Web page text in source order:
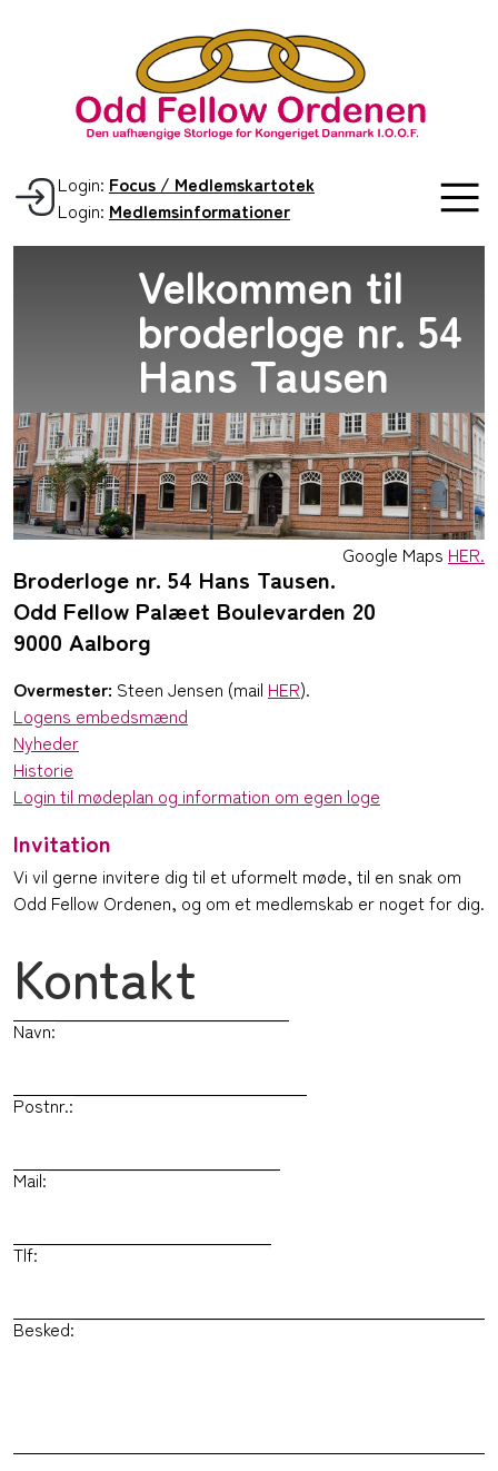
Login: Focus / Medlemskartotek
Login: Medlemsinformationer
Velkommen til
broderloge nr. 54
Hans Tausen
Google Maps HER.
Broderloge nr. 54 Hans Tausen.
Odd Fellow Palæet Boulevarden 20
9000 Aalborg
Overmester: Steen Jensen (mail HER).
Logens embedsmænd
Nyheder
Historie
Login til mødeplan og information om egen loge
Invitation
Vi vil gerne invitere dig til et uformelt møde, til en snak om
Odd Fellow Ordenen, og om et medlemskab er noget for dig.
Kontakt
Navn:
Postnr.:
Mail:
Tlf:
Besked: